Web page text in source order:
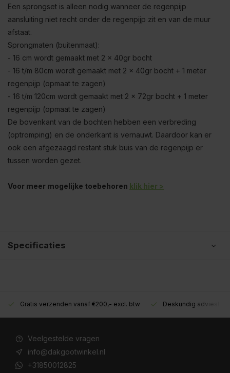
Een sprongset is alleen nodig wanneer de regenpijp
aansluiting niet recht onder de regenpijp zit en van de muur
afstaat.
Sprongmaten (buitenmaat):
- 16 cm wordt gemaakt met 2 x 40gr bocht
- 16 t/m 80cm wordt gemaakt met 2 x 40gr bocht + 1 meter
regenpijp (opmaat te zagen)
- 16 t/m 120cm wordt gemaakt met 2 x 72gr bocht + 1 meter
regenpijp (opmaat te zagen)
De bovenkant van de bochten hebben een verbreding
(optromping) en de onderkant is vernauwt. Daardoor kan er
ook een afgezaagd restant stuk buis van de regenpijp er
tussen worden gezet.
Voor meer mogelijke toebehoren klik hier >
Specificaties
Gratis verzenden vanaf €200,- excl. btw Deskundig advies!
Veelgestelde vragen
info@dakgootwinkel.nl
+31850012825